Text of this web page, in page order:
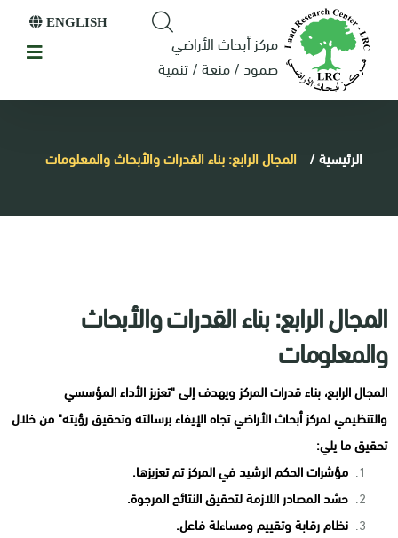
مركز أبحاث الأراضي
صمود / منعة / تنمية
ENGLISH
الرئيسية/ المجال الرابع: بناء القدرات والأبحاث والمعلومات
المجال الرابع: بناء القدرات والأبحاث
والمعلومات
المجال الرابع، بناء قدرات المركز ويهدف إلى "تعزيز الأداء المؤسسي
والتنظيمي لمركز أبحاث الأراضي تجاه الإيفاء برسالته وتحقيق رؤيته" من خلال
تحقيق ما يلي:
مؤشرات الحكم الرشيد في المركز تم تعزيزها.
حشد المصادر اللازمة لتحقيق النتائج المرجوة.
نظام رقابة وتقييم ومساءلة فاعل.